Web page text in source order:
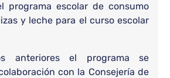
programa escolar de consumo
y leche para el curso escolar
anteriores el programa se
con la Consejería de